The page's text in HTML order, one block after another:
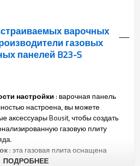
варочных
газовых
панелей B23-S
настройки: варочная панель
настроена, вы можете
аксессуары Bousit, чтобы создать
газовую плиту
: эта газовая плита оснащена
конфорками,
ПОДРОБНЕЕ